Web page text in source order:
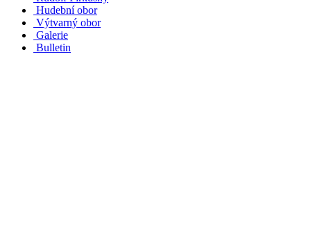
Hudební obor
Výtvarný obor
Galerie
Bulletin